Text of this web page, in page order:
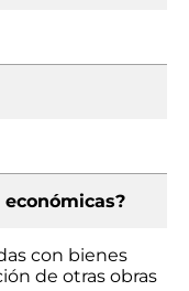
con bienes
de otras obras